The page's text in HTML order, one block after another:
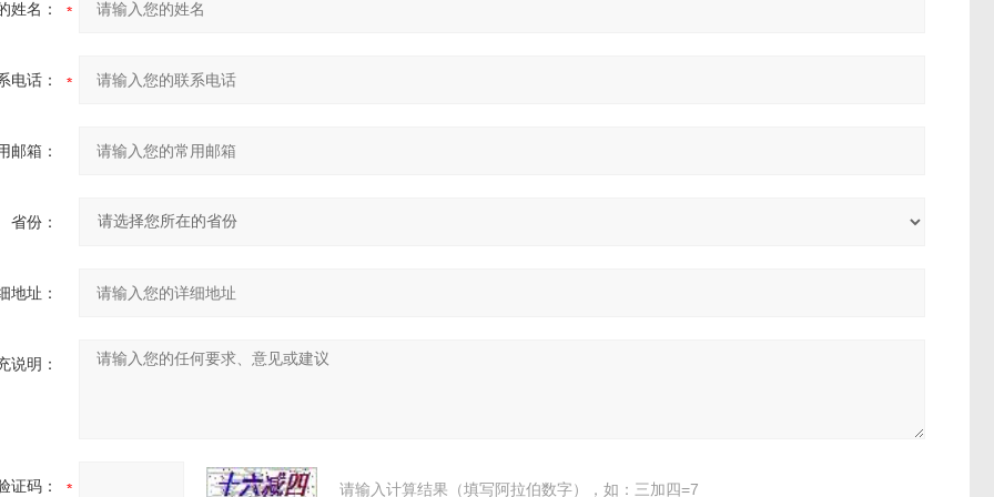
姓名：
电话：
邮箱：
省份：
地址：
说明：
证码： 请输入计算结果（填写阿拉伯数字），如：三加四=7